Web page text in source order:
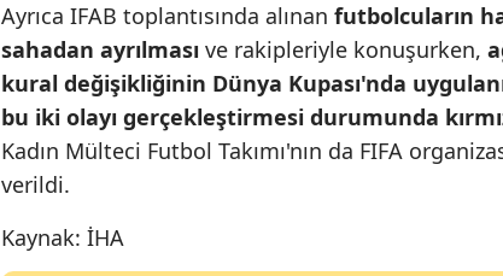
Manisa
Mardin
Ayrıca IFAB toplantısında alınan futbolcuların
sahadan ayrılması ve rakipleriyle konuşurken,
kural değişikliğinin Dünya Kupası'nda
bu iki olayı gerçekleştirmesi durumunda
Kadın Mülteci Futbol Takımı'nın da FIFA
verildi.
Kaynak: İHA